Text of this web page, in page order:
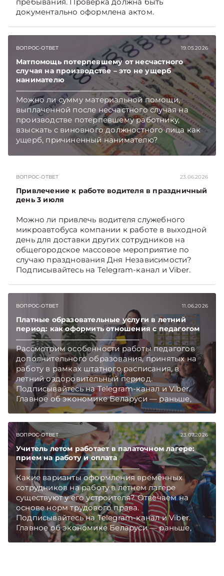
документально оформлена актом.
ВОПРОС-ОТВЕТ 19.05.2026
Матпомощь потерпевшему от несчастного
случая на производстве – это не ущерб
нанимателю
Можно ли сумму материальной помощи,
выплаченной после несчастного случая на
производстве потерпевшему работнику,
взыскать с виновного должностного лица как
ущерб, причиненный нанимателю?
Подписывайтесь на Telegram‑канал и Viber,
ВОПРОС-ОТВЕТ 23.06.2026
Привлечение к работе водителя в праздничный
день 3 июля
Можно ли привлечь водителя служебного
микроавтобуса компании к работе в выходной
день для доставки других сотрудников на
общегородское массовое мероприятие по
случаю празднования Дня Независимости?
Подписывайтесь на Telegram‑канал и Viber.
ВОПРОС-ОТВЕТ 11.06.2026
Платные образовательные услуги в летний
период: как оформить отношения с педагогом
Рассмотрим особенности работы педагогов
дополнительного образования, принятых на
работу в рамках штатного расписания, в
летний оздоровительный период.
Подписывайтесь на Telegram‑канал и Viber.
Главное об экономике Беларуси — раньше,
чем в новостях TelegramViber
ВОПРОС-ОТВЕТ 23.07.2026
Учитель летом работает в палаточном лагере:
прием на работу и оплата
Какие варианты оформления временных
сотрудников на работу в летнем лагере
существуют у его устроителя? Отвечаем на
основе норм трудового права.
Подписывайтесь на Telegram‑канал и Viber.
Главное об экономике Беларуси — раньше,
чем в новостях TelegramViber